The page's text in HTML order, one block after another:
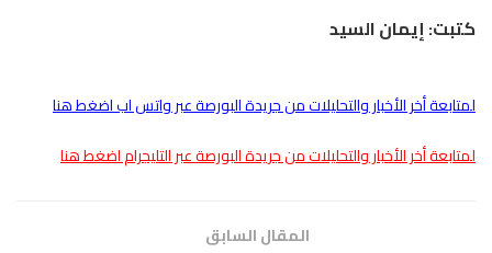
كتبت: إيمان السيد
لمتابعة أخر الأخبار والتحليلات من جريدة البورصة عبر واتس اب اضغط هنا
لمتابعة أخر الأخبار والتحليلات من جريدة البورصة عبر التليجرام اضغط هنا
المقال السابق